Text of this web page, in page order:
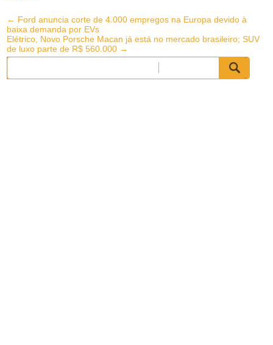
Post
navigation
← Ford anuncia corte de 4.000 empregos na Europa devido à
baixa demanda por EVs
Elétrico, Novo Porsche Macan já está no mercado brasileiro; SUV
de luxo parte de R$ 560.000 →
Pesquisar
por: